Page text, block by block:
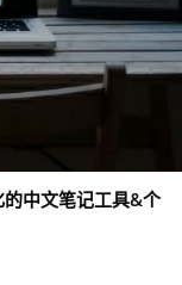
中文笔记工具&个